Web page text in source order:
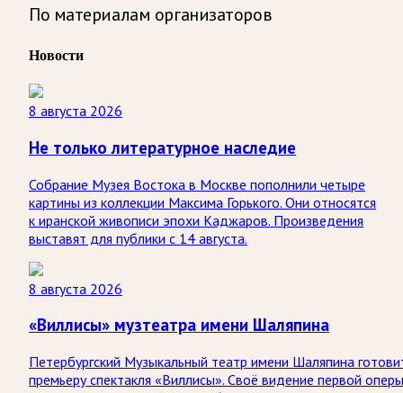
По материалам организаторов
Новости
8 августа 2026
Не только литературное наследие
Собрание Музея Востока в Москве пополнили четыре
картины из коллекции Максима Горького. Они относятся
к иранской живописи эпохи Каджаров. Произведения
выставят для публики с 14 августа.
8 августа 2026
«Виллисы» музтеатра имени Шаляпина
Петербургский Музыкальный театр имени Шаляпина
премьеру спектакля «Виллисы». Своё видение первой оперы